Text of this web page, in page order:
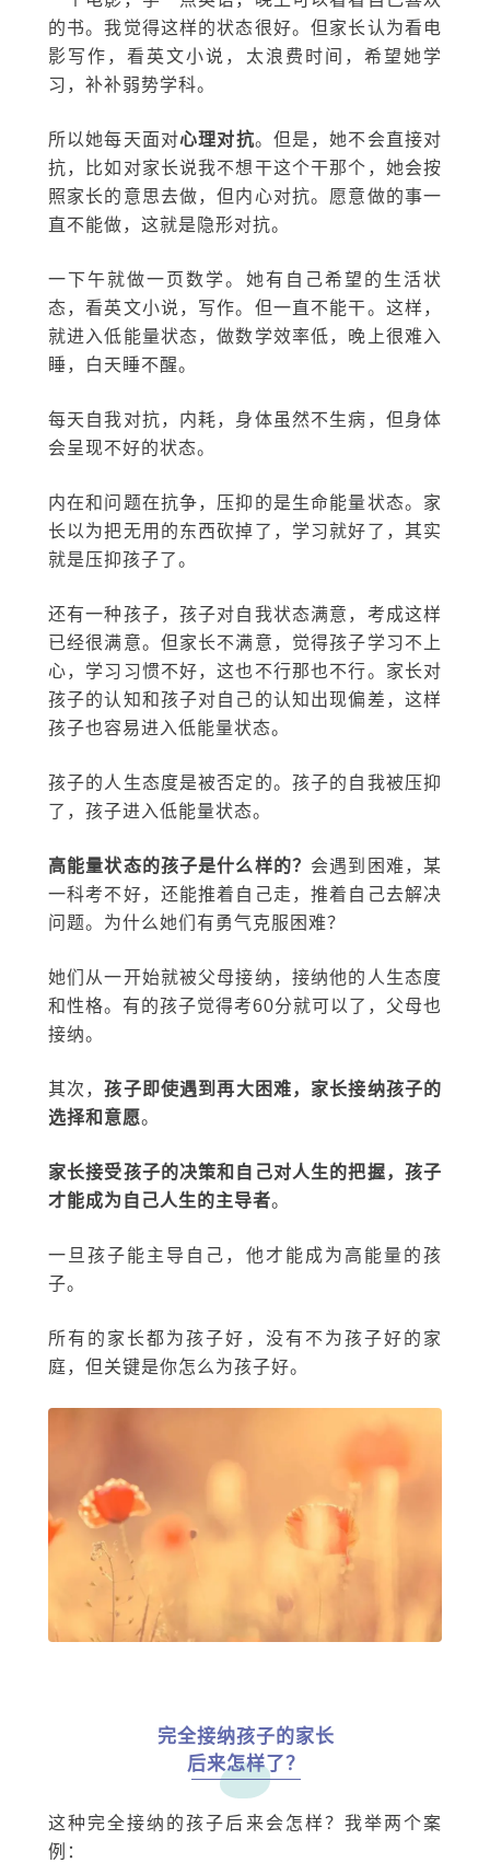
的书。我觉得这样的状态很好。但家长认为看电
影写作，看英文小说，太浪费时间，希望她学
习，补补弱势学科。
所以她每天面对心理对抗。但是，她不会直接对
抗，比如对家长说我不想干这个干那个，她会按
照家长的意思去做，但内心对抗。愿意做的事一
直不能做，这就是隐形对抗。
一下午就做一页数学。她有自己希望的生活状
态，看英文小说，写作。但一直不能干。这样，
就进入低能量状态，做数学效率低，晚上很难入
睡，白天睡不醒。
每天自我对抗，内耗，身体虽然不生病，但身体
会呈现不好的状态。
内在和问题在抗争，压抑的是生命能量状态。家
长以为把无用的东西砍掉了，学习就好了，其实
就是压抑孩子了。
还有一种孩子，孩子对自我状态满意，考成这样
已经很满意。但家长不满意，觉得孩子学习不上
心，学习习惯不好，这也不行那也不行。家长对
孩子的认知和孩子对自己的认知出现偏差，这样
孩子也容易进入低能量状态。
孩子的人生态度是被否定的。孩子的自我被压抑
了，孩子进入低能量状态。
高能量状态的孩子是什么样的？ 会遇到困难，某
一科考不好，还能推着自己走，推着自己去解决
问题。为什么她们有勇气克服困难？
她们从一开始就被父母接纳，接纳他的人生态度
和性格。有的孩子觉得考60分就可以了，父母也
接纳。
其次，孩子即使遇到再大困难，家长接纳孩子的
选择和意愿。
家长接受孩子的决策和自己对人生的把握，孩子
才能成为自己人生的主导者。
一旦孩子能主导自己，他才能成为高能量的孩
子。
所有的家长都为孩子好，没有不为孩子好的家
庭，但关键是你怎么为孩子好。
完全接纳孩子的家长
后来怎样了？
这种完全接纳的孩子后来会怎样？我举两个案
例：